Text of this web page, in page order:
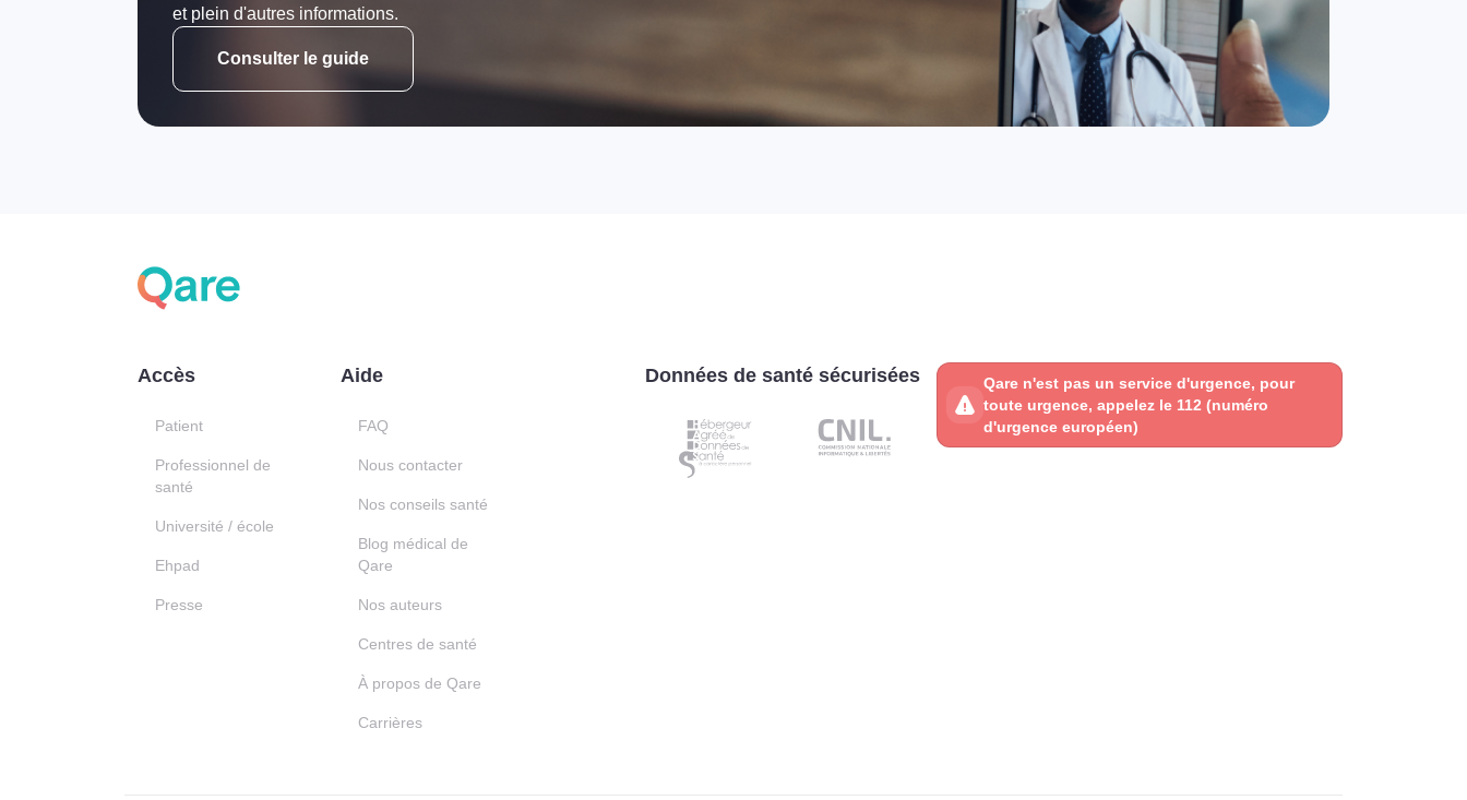
et plein d'autres informations.
Consulter le guide
Accès
Patient
Professionnel de
santé
Université / école
Ehpad
Presse
Aide
FAQ
Nous contacter
Nos conseils santé
Blog médical de
Qare
Nos auteurs
Centres de santé
À propos de Qare
Carrières
Données de santé sécurisées
Qare n'est pas un service d'urgence, pour
toute urgence, appelez le 112 (numéro
d'urgence européen)